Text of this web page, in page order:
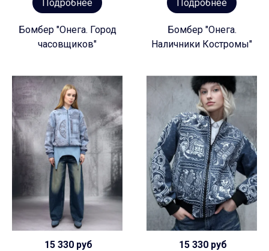
Подробнее
Бомбер "Онега. Город
часовщиков"
Подробнее
Бомбер "Онега.
Наличники Костромы"
15 330 руб 15 330 руб